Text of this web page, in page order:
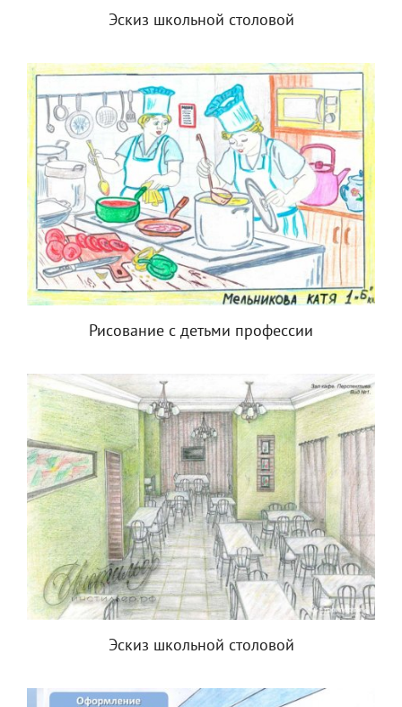
Эскиз школьной столовой
Рисование с детьми профессии
Эскиз школьной столовой